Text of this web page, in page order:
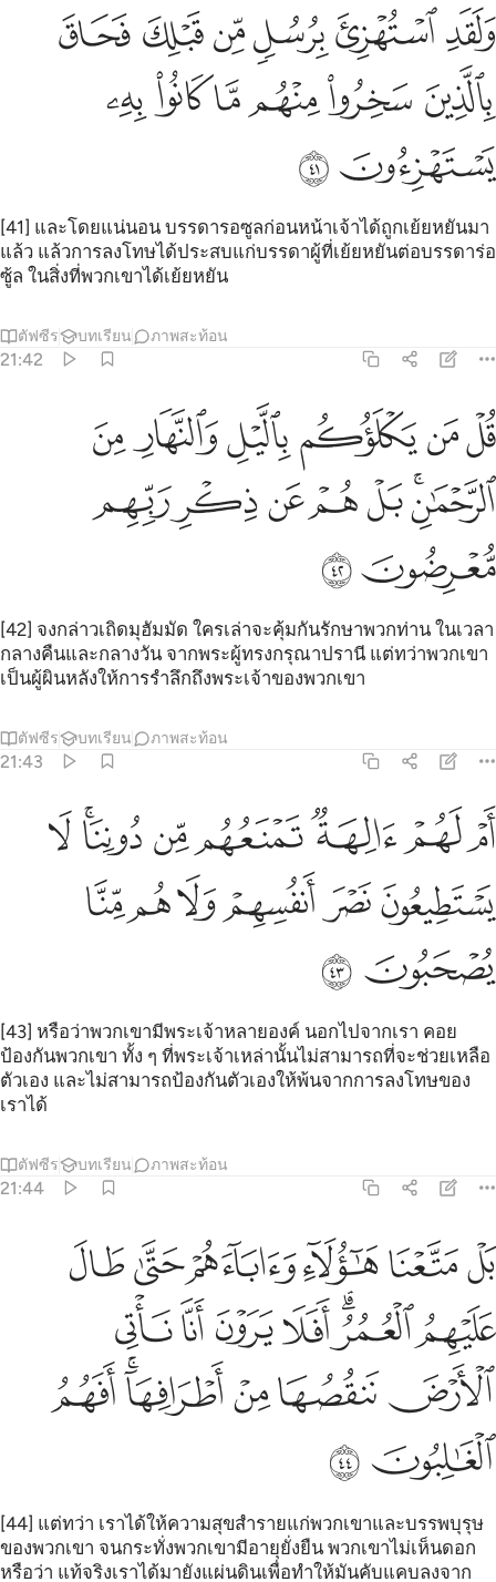
ولقد استهزي برسل من قبلك فحاق بالذين سخروا منهم ما كانوا به
وَلَقَدِ ٱسْتُهْزِئَ بِرُسُلٍۢ مِّن قَبْلِكَ فَحَاقَ بِٱلَّذِينَ سَخِرُوا۟ مِنْهُم مَّا كَانُوا۟ بِهِۦ
ﲁﲂﲃﲄﲅﲆ
ﲇ ﲈﲉﲊﲋﲌ
ﲍﲎ
[41] และโดยแน่นอน บรรดารอซูลก่อนหน้าเจ้าได้ถูกเย้ยหยันมา
แล้ว แล้วการลงโทษได้ประสบแก่บรรดาผู้ที่เย้ยหยันต่อบรรดาร่อ
ซู้ล ในสิ่งที่พวกเขาได้เย้ยหยัน
ตัฟซีร บทเรียน ภาพสะท้อน
21:42
قل من يكلوكم بالليل والنهار من الرحمان بل هم عن ذكر ربهم معرضون
قُلْ مَن يَكْلَؤُكُم بِٱلَّيْلِ وَٱلنَّهَارِ مِنَ ٱلرَّحْمَـٰنِ ۗ بَلْ هُمْ عَن ذِكْرِ رَبِّهِم مُّعْرِضُونَ
ﲏﲐﲑﲒﲓﲔ
ﲕﲖﲗﲘﲙﲚﲛ
ﲜﲝ
[42] จงกล่าวเถิดมุฮัมมัด ใครเล่าจะคุ้มกันรักษาพวกท่าน ในเวลา
กลางคืนและกลางวัน จากพระผู้ทรงกรุณาปรานี แต่ทว่าพวกเขา
เป็นผู้ผินหลังให้การรำลึกถึงพระเจ้าของพวกเขา
ตัฟซีร บทเรียน ภาพสะท้อน
21:43
ام لهم الهة تمنعهم من دوننا لا يستطيعون نصر انفسهم ولا هم منا
أَمْ لَهُمْ ءَالِهَةٌۭ تَمْنَعُهُم مِّن دُونِنَا ۚ لَا يَسْتَطِيعُونَ نَصْرَ أَنفُسِهِمْ وَلَا هُم مِّنَّا
ﲞﲟﲠﲡﲢﲣﲤ ﲥ
ﲦﲧﲨﲩﲪﲫ
ﲬ ﲭ
[43] หรือว่าพวกเขามีพระเจ้าหลายองค์ นอกไปจากเรา คอย
ป้องกันพวกเขา ทั้ง ๆ ที่พระเจ้าเหล่านั้นไม่สามารถที่จะช่วยเหลือ
ตัวเอง และไม่สามารถป้องกันตัวเองให้พ้นจากการลงโทษของ
เราได้
ตัฟซีร บทเรียน ภาพสะท้อน
21:44
بل متعنا هاولاء واباءهم حتى طال عليهم العمر افلا يرون انا ناتي الارض
بَلْ مَتَّعْنَا هَـٰٓؤُلَآءِ وَءَابَآءَهُمْ حَتَّىٰ طَالَ عَلَيْهِمُ ٱلْعُمُرُ
ﲮﲯﲰﲱﲲﲳ
ﲴﲵﲶﲷﲸﲹﲺ
ﲻﲼﲽﲾﲿﳀ
ﳁ ﳂ
[44] แต่ทว่า เราได้ให้ความสุขสำรายแก่พวกเขาและบรรพบุรุษ
ของพวกเขา จนกระทั่งพวกเขามีอายุยั่งยืน พวกเขาไม่เห็นดอก
หรือว่า แท้จริงเราได้มายังแผ่นดินเพื่อทำให้มันคับแคบลงจาก